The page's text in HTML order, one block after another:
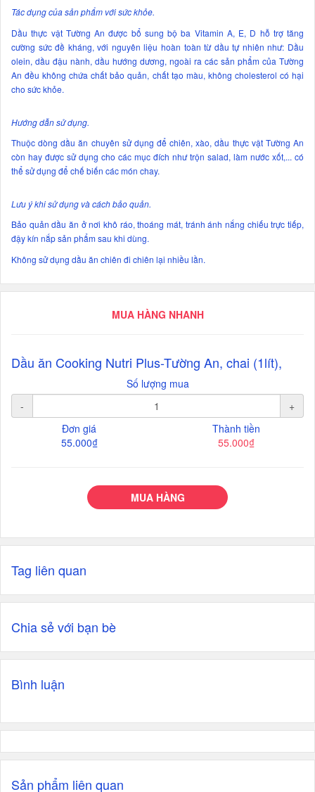
Tác dụng của sản phẩm với sức khỏe.
Dầu thực vật Tường An được bổ sung bộ ba Vitamin A, E, D hỗ trợ tăng
cường sức đề kháng, với nguyên liệu hoàn toàn từ dầu tự nhiên như: Dầu
olein, dầu đậu nành, dầu hướng dương, ngoài ra các sản phẩm của Tường
An đều không chứa chất bảo quản, chất tạo màu, không cholesterol có hại
cho sức khỏe.
Hướng dẫn sử dụng.
Thuộc dòng dầu ăn chuyên sử dụng để chiên, xào, dầu thực vật Tường An
còn hay được sử dụng cho các mục đích như trộn salad, làm nước xốt,... có
thể sử dụng để chế biến các món chay.
Lưu ý khi sử dụng và cách bảo quản.
Bảo quản dầu ăn ở nơi khô ráo, thoáng mát, tránh ánh nắng chiếu trực tiếp,
đậy kín nắp sản phẩm sau khi dùng.
Không sử dụng dầu ăn chiên đi chiên lại nhiều lần.
MUA HÀNG NHANH
Dầu ăn Cooking Nutri Plus-Tường An, chai (1lít),
Số lượng mua
-
+
Đơn giá
55.000₫
Thành tiền
55.000₫
MUA HÀNG
Tag liên quan
Chia sẻ với bạn bè
Bình luận
Sản phẩm liên quan